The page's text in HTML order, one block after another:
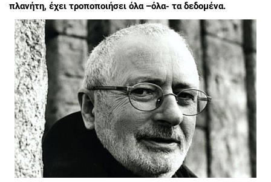
πλανήτη, έχει τροποποιήσει όλα –όλα- τα δεδομένα.